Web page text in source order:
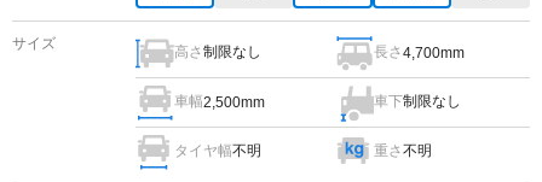
サイズ
高さ制限なし 長さ4,700mm
車幅2,500mm 車下制限なし
タイヤ幅不明 重さ不明